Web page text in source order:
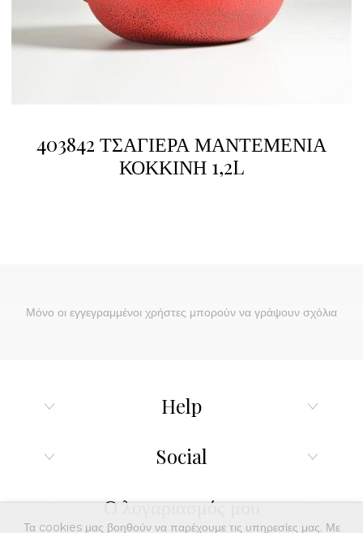
403842 ΤΣΑΓΙΕΡΑ ΜΑΝΤΕΜΕΝΙΑ
ΚΟΚΚΙΝΗ 1,2L
Μόνο οι εγγεγραμμένοι χρήστες μπορούν να γράψουν σχόλια
Help
Social
Ο λογαριασμός μου
Τα cookies μας βοηθούν να παρέχουμε τις υπηρεσίες μας. Με